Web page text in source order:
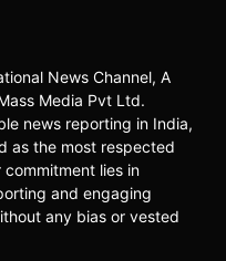
News Channel, A
Media Pvt Ltd.
news reporting in India,
as the most respected
lies in
and engaging
any bias or vested